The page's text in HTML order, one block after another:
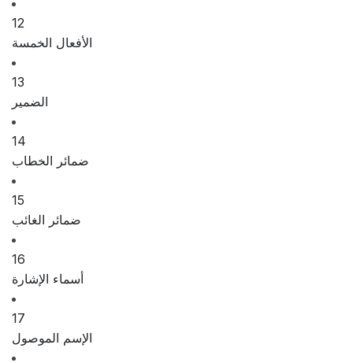
12
الأفعال الخمسة
13
الضمير
14
ضمائر الخطاب
15
ضمائر الغائب
16
أسماء الإشارة
17
الإسم الموصول